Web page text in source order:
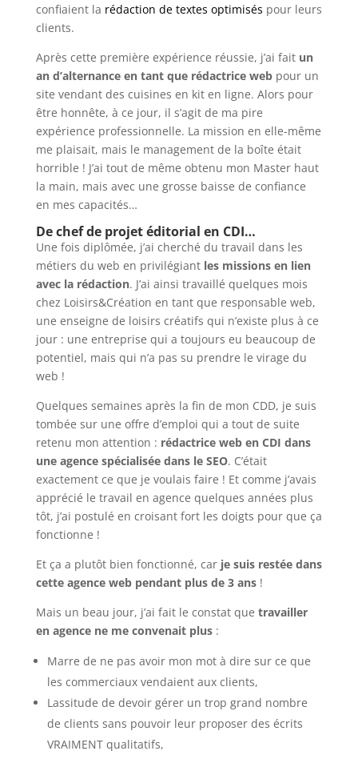
confiaient la rédaction de textes optimisés pour leurs
clients.
Après cette première expérience réussie, j’ai fait un
an d’alternance en tant que rédactrice webpour un
site vendant des cuisines en kit en ligne. Alors pour
être honnête, à ce jour, il s’agit de ma pire
expérience professionnelle. La mission en elle-même
me plaisait, mais le management de la boîte était
horrible ! J’ai tout de même obtenu mon Master haut
la main, mais avec une grosse baisse de confiance
en mes capacités…
De chef de projet éditorial en CDI…
Une fois diplômée, j’ai cherché du travail dans les
métiers du web en privilégiant les missions en lien
avec la rédaction. J’ai ainsi travaillé quelques mois
chez Loisirs&Création en tant que responsable web,
une enseigne de loisirs créatifs qui n’existe plus à ce
jour : une entreprise qui a toujours eu beaucoup de
potentiel, mais qui n’a pas su prendre le virage du
web !
Quelques semaines après la fin de mon CDD, je suis
tombée sur une offre d’emploi qui a tout de suite
retenu mon attention : rédactrice web en CDI dans
une agence spécialisée dans le SEO. C’était
exactement ce que je voulais faire ! Et comme j’avais
apprécié le travail en agence quelques années plus
tôt, j’ai postulé en croisant fort les doigts pour que ça
fonctionne !
Et ça a plutôt bien fonctionné, carje suis restée dans
cette agence web pendant plus de 3 ans !
Mais un beau jour, j’ai fait le constat que travailler
en agence ne me convenait plus :
Marre de ne pas avoir mon mot à dire sur ce que
les commerciaux vendaient aux clients,
Lassitude de devoir gérer un trop grand nombre
de clients sans pouvoir leur proposer des écrits
VRAIMENT qualitatifs,